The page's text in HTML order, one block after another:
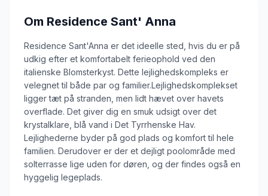
Om Residence Sant' Anna
Residence Sant'Anna er det ideelle sted, hvis du er på
udkig efter et komfortabelt ferieophold ved den
italienske Blomsterkyst. Dette lejlighedskompleks er
velegnet til både par og familier.Lejlighedskomplekset
ligger tæt på stranden, men lidt hævet over havets
overflade. Det giver dig en smuk udsigt over det
krystalklare, blå vand i Det Tyrrhenske Hav.
Lejlighederne byder på god plads og komfort til hele
familien. Derudover er der et dejligt poolområde med
solterrasse lige uden for døren, og der findes også en
hyggelig legeplads.